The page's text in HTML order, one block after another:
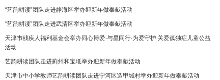
“艺韵耕读”团队走进静海区举办迎新年做奉献活动
“艺韵耕读”团队走进武清区举办迎新年做奉献活动
天津市残疾人福利基金会举办同心博爱·与星同行·为爱守护 关爱孤独症儿童公益
活动
艺韵耕读团队走进蓟州和宝坻举办迎新年做奉献活动
天津市中小学教师艺韵耕读团队走进宁河区造甲城村举办迎新年做奉献活动